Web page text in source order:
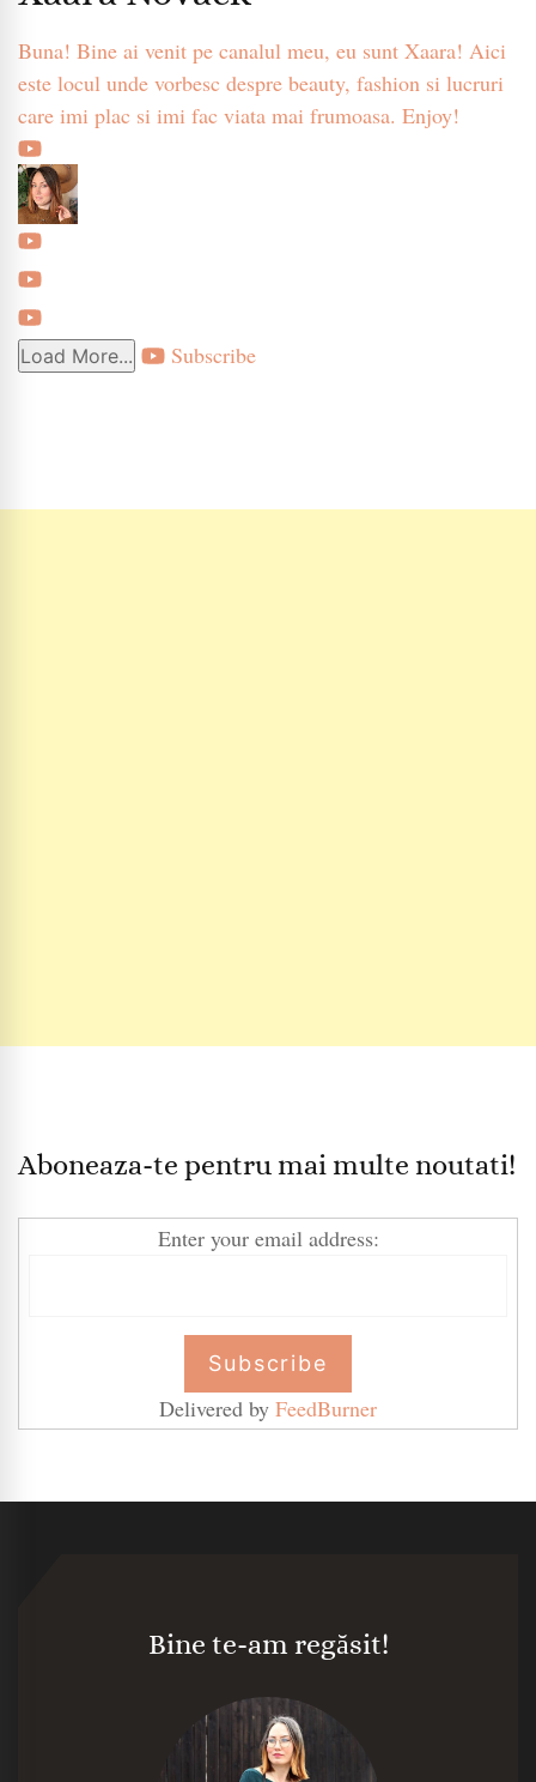
Buna! Bine ai venit pe canalul meu, eu sunt Xaara! Aici
este locul unde vorbesc despre beauty, fashion si lucruri
care imi plac si imi fac viata mai frumoasa. Enjoy!
Load More... Subscribe
Aboneaza-te pentru mai multe noutati!
Enter your email address:
Delivered by FeedBurner
Bine te-am regăsit!